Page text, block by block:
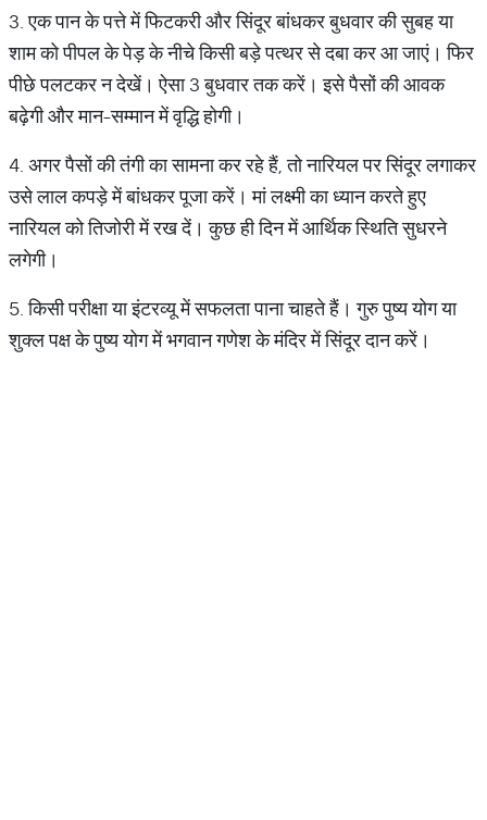
3. एक पान के पत्ते में फिटकरी और सिंदूर बांधकर बुधवार की सुबह या
शाम को पीपल के पेड़ के नीचे किसी बड़े पत्थर से दबा कर आ जाएं। फिर
पीछे पलटकर न देखें। ऐसा 3 बुधवार तक करें। इसे पैसों की आवक
बढ़ेगी और मान-सम्मान में वृद्धि होगी।
4. अगर पैसों की तंगी का सामना कर रहे हैं, तो नारियल पर सिंदूर लगाकर
उसे लाल कपड़े में बांधकर पूजा करें। मां लक्ष्मी का ध्यान करते हुए
नारियल को तिजोरी में रख दें। कुछ ही दिन में आर्थिक स्थिति सुधरने
लगेगी।
5. किसी परीक्षा या इंटरव्यू में सफलता पाना चाहते हैं। गुरु पुष्य योग या
शुक्ल पक्ष के पुष्य योग में भगवान गणेश के मंदिर में सिंदूर दान करें।